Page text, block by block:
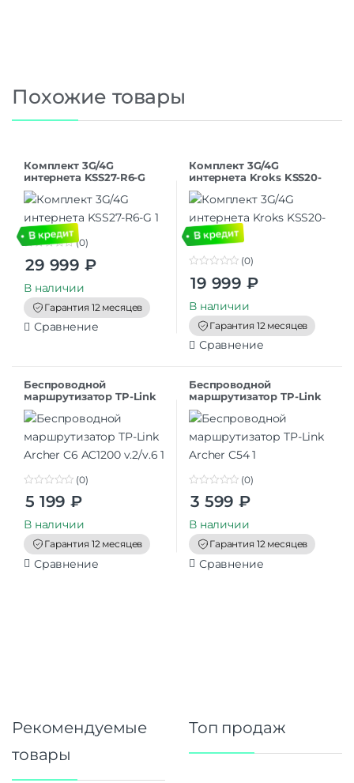
Похожие товары
Комплект 3G/4G
интернета KSS27-R6-G
o
t
o
f
5
(0)
29 999 ₽
В наличии
Гарантия 12 месяцев
Сравнение
Комплект 3G/4G
интернета Kroks KSS20-
R4
t
o
f
5
(0)
19 999 ₽
В наличии
Гарантия 12 месяцев
Сравнение
Беспроводной
маршрутизатор TP-Link
Archer C6 AC1200 v.2/v.6
o
t
o
f
5
(0)
5 199 ₽
В наличии
Гарантия 12 месяцев
Сравнение
Беспроводной
маршрутизатор TP-Link
Archer C54
o
t
o
f
5
(0)
3 599 ₽
В наличии
Гарантия 12 месяцев
Сравнение
Рекомендуемые
товары
Топ продаж